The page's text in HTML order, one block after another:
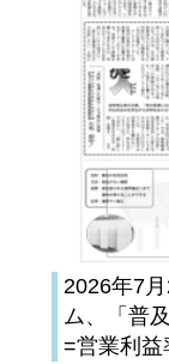
2026年7
ム、「普
=営業利